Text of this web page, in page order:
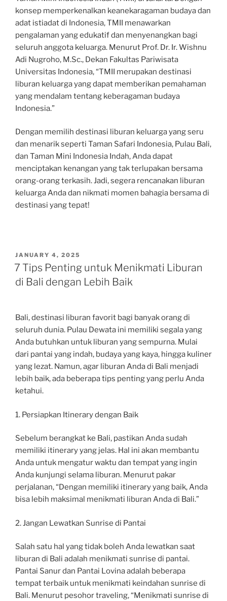
konsep memperkenalkan keanekaragaman budaya dan
adat istiadat di Indonesia, TMII menawarkan
pengalaman yang edukatif dan menyenangkan bagi
seluruh anggota keluarga. Menurut Prof. Dr. Ir. Wishnu
Adi Nugroho, M.Sc., Dekan Fakultas Pariwisata
Universitas Indonesia, “TMII merupakan destinasi
liburan keluarga yang dapat memberikan pemahaman
yang mendalam tentang keberagaman budaya
Indonesia.”
Dengan memilih destinasi liburan keluarga yang seru
dan menarik seperti Taman Safari Indonesia, Pulau Bali,
dan Taman Mini Indonesia Indah, Anda dapat
menciptakan kenangan yang tak terlupakan bersama
orang-orang terkasih. Jadi, segera rencanakan liburan
keluarga Anda dan nikmati momen bahagia bersama di
destinasi yang tepat!
POSTED
ON
JANUARY 4, 2025
7 Tips Penting untuk Menikmati Liburan
di Bali dengan Lebih Baik
Bali, destinasi liburan favorit bagi banyak orang di
seluruh dunia. Pulau Dewata ini memiliki segala yang
Anda butuhkan untuk liburan yang sempurna. Mulai
dari pantai yang indah, budaya yang kaya, hingga kuliner
yang lezat. Namun, agar liburan Anda di Bali menjadi
lebih baik, ada beberapa tips penting yang perlu Anda
ketahui.
1. Persiapkan Itinerary dengan Baik
Sebelum berangkat ke Bali, pastikan Anda sudah
memiliki itinerary yang jelas. Hal ini akan membantu
Anda untuk mengatur waktu dan tempat yang ingin
Anda kunjungi selama liburan. Menurut pakar
perjalanan, “Dengan memiliki itinerary yang baik, Anda
bisa lebih maksimal menikmati liburan Anda di Bali.”
2. Jangan Lewatkan Sunrise di Pantai
Salah satu hal yang tidak boleh Anda lewatkan saat
liburan di Bali adalah menikmati sunrise di pantai.
Pantai Sanur dan Pantai Lovina adalah beberapa
tempat terbaik untuk menikmati keindahan sunrise di
Bali. Menurut pesohor traveling, “Menikmati sunrise di